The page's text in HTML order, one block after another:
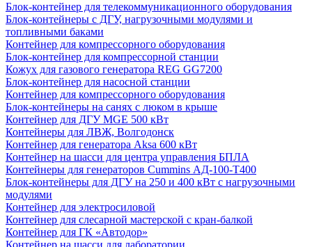
Блок-контейнер для телекоммуникационного оборудования
Блок-контейнеры с ДГУ, нагрузочными модулями и
топливными баками
Контейнер для компрессорного оборудования
Блок-контейнер для компрессорной станции
Кожух для газового генератора REG GG7200
Блок-контейнер для насосной станции
Контейнер для компрессорного оборудования
Блок-контейнеры на санях с люком в крыше
Контейнер для ДГУ MGE 500 кВт
Контейнеры для ЛВЖ, Волгодонск
Контейнер для генератора Aksa 600 кВт
Контейнер на шасси для центра управления БПЛА
Контейнеры для генераторов Cummins АД-100-Т400
Блок-контейнеры для ДГУ на 250 и 400 кВт с нагрузочными
модулями
Контейнер для электросиловой
Контейнер для слесарной мастерской с кран-балкой
Контейнер для ГК «Автодор»
Контейнер на шасси для лаборатории